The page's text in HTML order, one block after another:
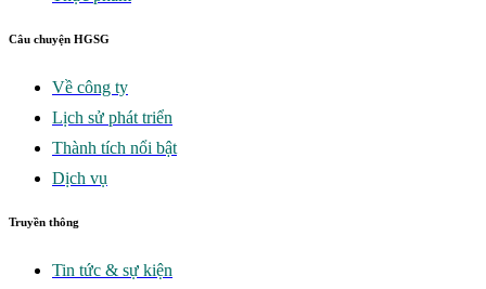
Câu chuyện HGSG
Về công ty
Lịch sử phát triển
Thành tích nổi bật
Dịch vụ
Truyền thông
Tin tức & sự kiện